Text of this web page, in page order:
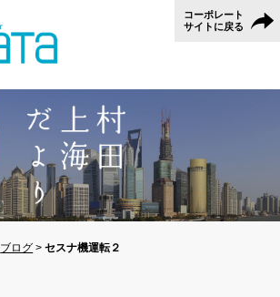
コーポレート
サイトに戻る
ブログ >セスナ機運転２